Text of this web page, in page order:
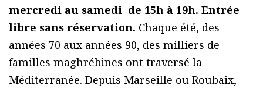
mercredi au samedi de 15h à 19h. Entrée
libre sans réservation. Chaque été, des
années 70 aux années 90, des milliers de
familles maghrébines ont traversé la
Méditerranée. Depuis Marseille ou Roubaix,